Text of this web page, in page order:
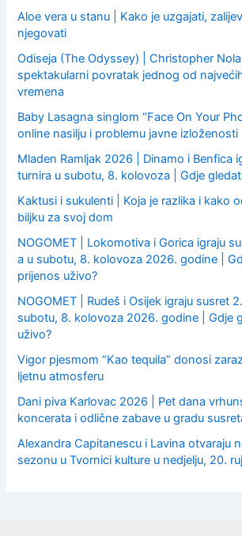
Aloe vera u stanu | Kako je uzgajati,
njegovati
Odiseja (The Odyssey) | Christopher
spektakularni povratak jednog od
vremena
Baby Lasagna singlom “Face On Your
online nasilju i problemu javne izloženosti
Mladen Ramljak 2026 | Dinamo i Benfica
turnira u subotu, 8. kolovoza | Gdje
Kaktusi i sukulenti | Koja je razlika i kako
biljku za svoj dom
NOGOMET | Lokomotiva i Gorica igraju
a u subotu, 8. kolovoza 2026. godine |
prijenos uživo?
NOGOMET | Rudeš i Osijek igraju susret
subotu, 8. kolovoza 2026. godine | Gdje
uživo?
Vigor pjesmom “Kao tequila” donosi
ljetnu atmosferu
Dani piva Karlovac 2026 | Pet dana
koncerata i odlične zabave u gradu
Alexandra Capitanescu i Lavina otvaraju
sezonu u Tvornici kulture u nedjelju, 20.